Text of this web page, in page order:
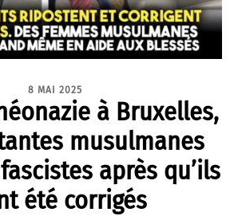
8 MAI 2025
à Bruxelles,
musulmanes
après qu’ils
été corrigés